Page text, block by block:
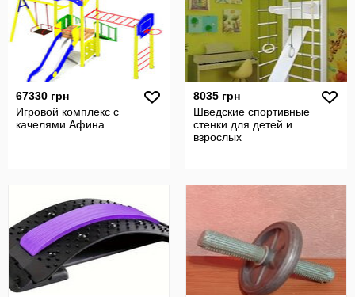
67330 грн
Игровой комплекс с
качелями Афина
8035 грн
Шведские спортивные
стенки для детей и
взрослых